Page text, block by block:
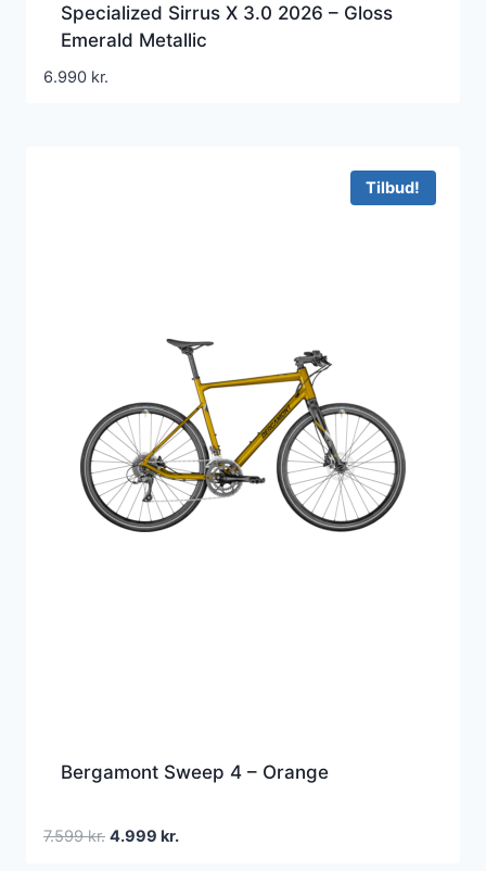
Specialized Sirrus X 3.0 2026 – Gloss
Emerald Metallic
6.990 kr.
Tilbud!
Bergamont Sweep 4 – Orange
7.599kr. Den
4.999 kr.Den